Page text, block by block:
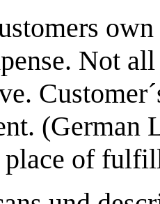
Not
(German
of